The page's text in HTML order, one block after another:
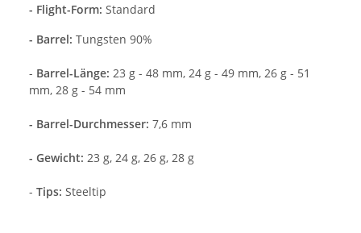
- Flight-Form: Standard
- Barrel: Tungsten 90%
- Barrel-Länge: 23 g - 48 mm, 24 g - 49 mm, 26 g - 51
mm, 28 g - 54 mm
- Barrel-Durchmesser: 7,6 mm
- Gewicht: 23 g, 24 g, 26 g, 28 g
- Tips: Steeltip